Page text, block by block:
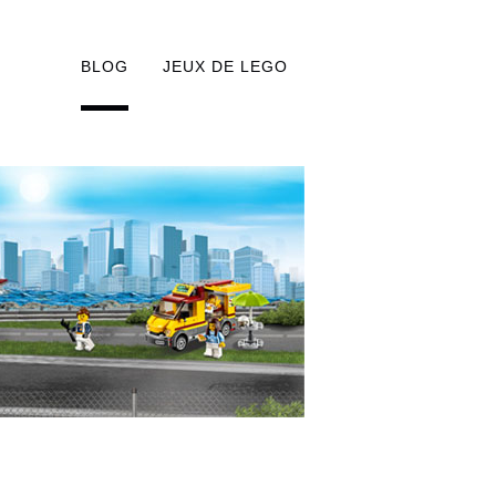
BLOG JEUX DE LEGO